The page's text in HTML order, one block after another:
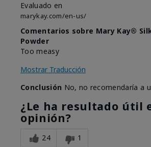
Evaluado en
marykay.com/en-us/
Comentarios sobre Mary Kay®
Powder
Too measy
Mostrar Traducción
Conclusión No, no recomendaría a
¿Le ha resultado útil
opinión?
24 1